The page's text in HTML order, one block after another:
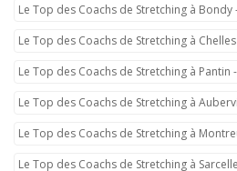
Le Top des Coachs de Stretching à Bondy
Le Top des Coachs de Stretching à
Le Top des Coachs de Stretching à Pantin
Le Top des Coachs de Stretching à
Le Top des Coachs de Stretching à
Le Top des Coachs de Stretching à